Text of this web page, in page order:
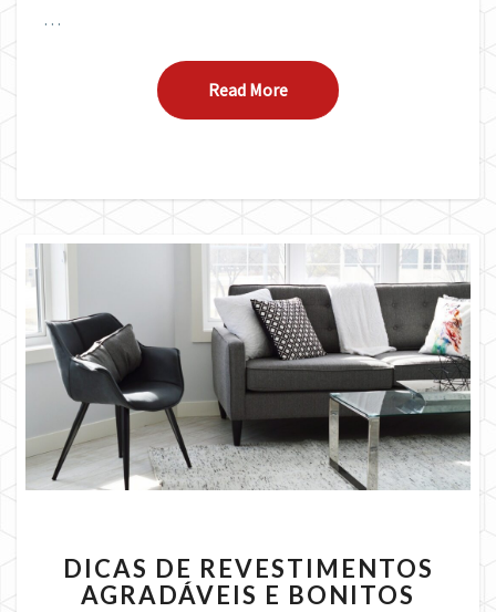
…
Read MoreRead More
DE
REVESTIMENTOS
DICAS DE REVESTIMENTOS
AGRADÁVEIS E BONITOS